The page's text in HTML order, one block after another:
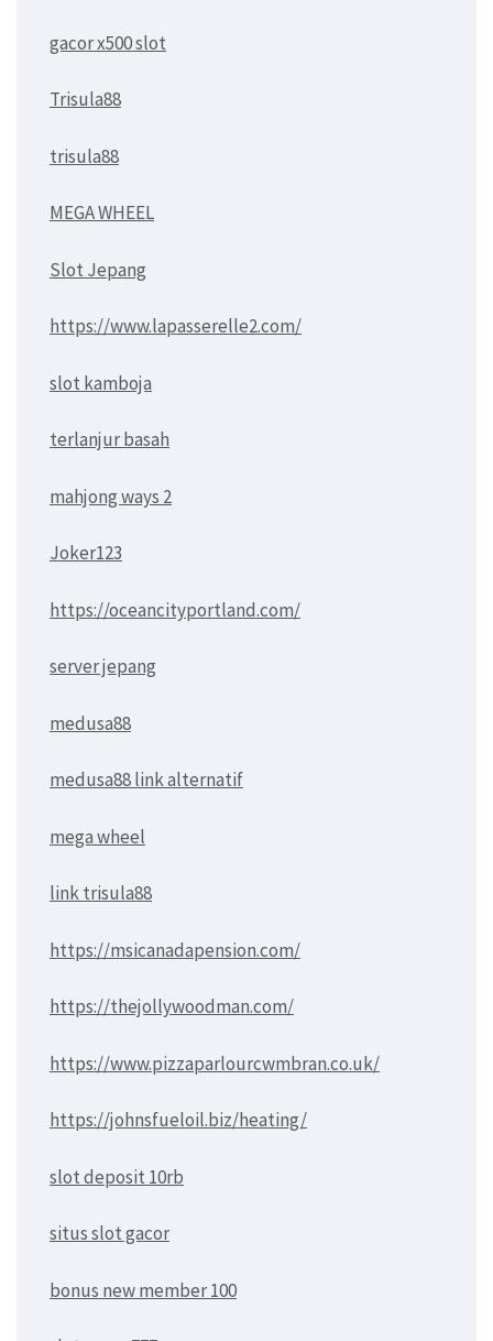
gacor x500 slot
Trisula88
trisula88
MEGA WHEEL
Slot Jepang
https://www.lapasserelle2.com/
slot kamboja
terlanjur basah
mahjong ways 2
Joker123
https://oceancityportland.com/
server jepang
medusa88
medusa88 link alternatif
mega wheel
link trisula88
https://msicanadapension.com/
https://thejollywoodman.com/
https://www.pizzaparlourcwmbran.co.uk/
https://johnsfueloil.biz/heating/
slot deposit 10rb
situs slot gacor
bonus new member 100